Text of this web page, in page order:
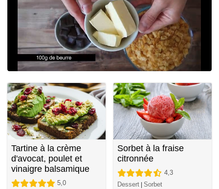
Tartine à la crème
d'avocat, poulet et
vinaigre balsamique
5,0
Sorbet à la fraise
citronnée
4,3
Dessert Sorbet